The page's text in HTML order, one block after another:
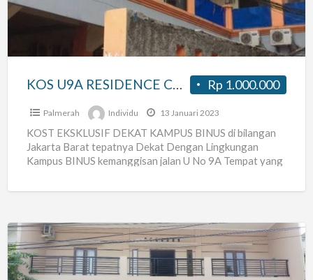
untuk
dan
Rp 1.000.000
KOS U9A RESIDENCE COCOK untuk WFH dan ISOLASI diri
Palmerah Individu 13 Januari 2023
KOST EKSKLUSIF DEKAT KAMPUS BINUS di bilangan
Jakarta Barat tepatnya Dekat Dengan Lingkungan
Kampus BINUS kemanggisan jalan U No 9A Tempat yang
Kost
Pavilliun